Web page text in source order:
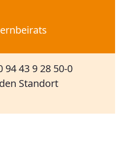
94 43 9 28 50-0
Standort